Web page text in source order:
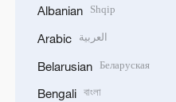
Albanian Shqip
Arabic العربية
Belarusian Беларуская
Bengali বাংলা